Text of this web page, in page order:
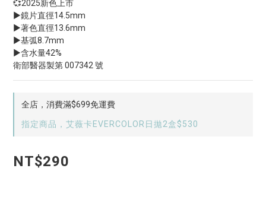
💞2025新色上市
▶鏡片直徑14.5mm
▶著色直徑13.6mm
▶基弧8.7mm
▶含水量42%
衛部醫器製第 007342 號
全店，消費滿$699免運費
指定商品，艾薇卡EVERCOLOR日拋2盒$530
NT$290